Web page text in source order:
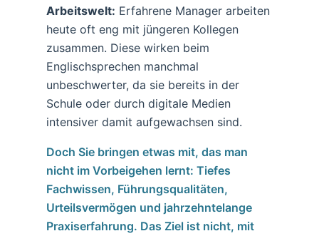
Arbeitswelt: Erfahrene Manager arbeiten
heute oft eng mit jüngeren Kollegen
zusammen. Diese wirken beim
Englischsprechen manchmal
unbeschwerter, da sie bereits in der
Schule oder durch digitale Medien
intensiver damit aufgewachsen sind.
Doch Sie bringen etwas mit, das man
nicht im Vorbeigehen lernt: Tiefes
Fachwissen, Führungsqualitäten,
Urteilsvermögen und jahrzehntelange
Praxiserfahrung. Das Ziel ist nicht, mit